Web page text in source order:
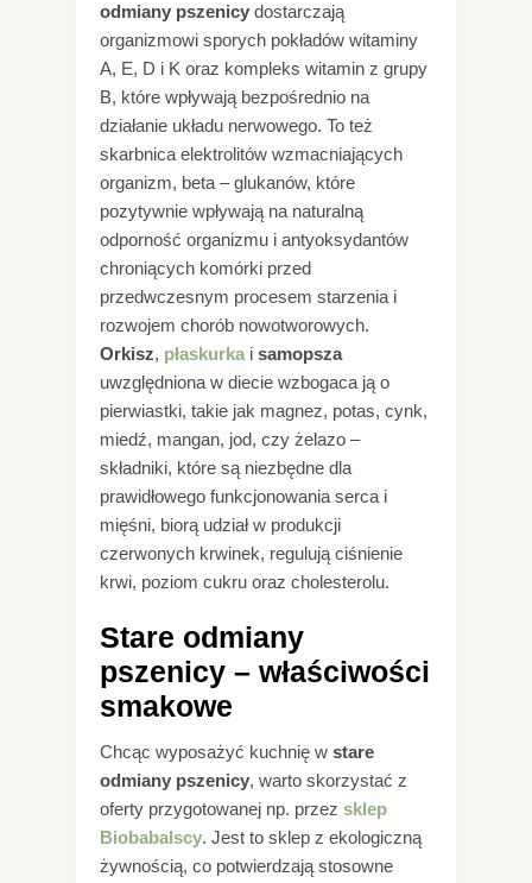
odmiany pszenicy dostarczają
organizmowi sporych pokładów witaminy
A, E, D i K oraz kompleks witamin z grupy
B, które wpływają bezpośrednio na
działanie układu nerwowego. To też
skarbnica elektrolitów wzmacniających
organizm, beta – glukanów, które
pozytywnie wpływają na naturalną
odporność organizmu i antyoksydantów
chroniących komórki przed
przedwczesnym procesem starzenia i
rozwojem chorób nowotworowych.
Orkisz, płaskurka i samopsza
uwzględniona w diecie wzbogaca ją o
pierwiastki, takie jak magnez, potas, cynk,
miedź, mangan, jod, czy żelazo –
składniki, które są niezbędne dla
prawidłowego funkcjonowania serca i
mięśni, biorą udział w produkcji
czerwonych krwinek, regulują ciśnienie
krwi, poziom cukru oraz cholesterolu.
Stare odmiany
pszenicy – właściwości
smakowe
Chcąc wyposażyć kuchnię w stare
odmiany pszenicy, warto skorzystać z
oferty przygotowanej np. przez sklep
Biobabalscy. Jest to sklep z ekologiczną
żywnością, co potwierdzają stosowne